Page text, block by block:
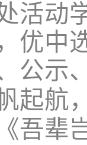
活动
优中
公示
起航
吾辈